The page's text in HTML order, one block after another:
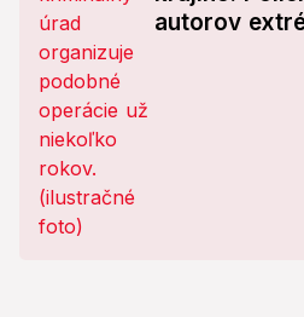
autorov